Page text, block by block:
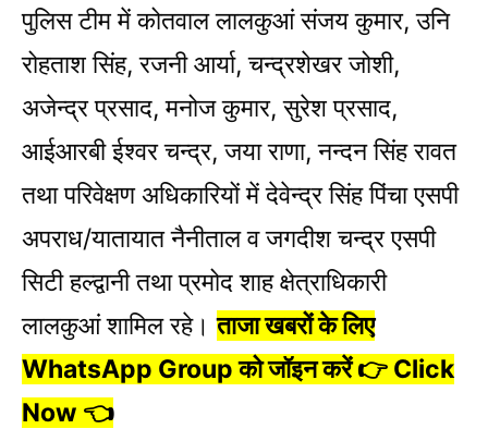
पुलिस टीम में कोतवाल लालकुआं संजय कुमार, उनि
रोहताश सिंह, रजनी आर्या, चन्द्रशेखर जोशी,
अजेन्द्र प्रसाद, मनोज कुमार, सुरेश प्रसाद,
आईआरबी ईश्वर चन्द्र, जया राणा, नन्दन सिंह रावत
तथा परिवेक्षण अधिकारियों में देवेन्द्र सिंह पिंचा एसपी
अपराध/यातायात नैनीताल व जगदीश चन्द्र एसपी
सिटी हल्द्वानी तथा प्रमोद शाह क्षेत्राधिकारी
लालकुआं शामिल रहे।ताजा खबरों के लिए
WhatsApp Group को जॉइन करें 👉 Click
Now 👈